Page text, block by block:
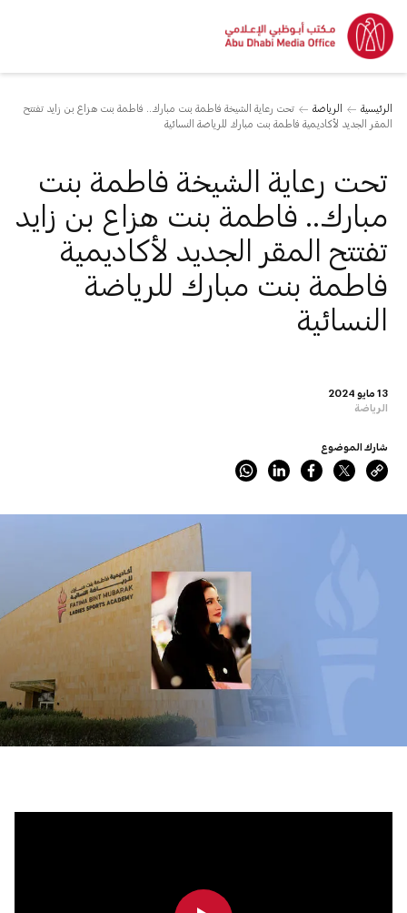
الرئيسية الرياضة
تحت رعاية الشيخة فاطمة بنت مبارك.. فاطمة بنت هزاع بن زايد تفتتح
المقر الجديد لأكاديمية فاطمة بنت مبارك للرياضة النسائية
13 مايو 2024
الرياضة
تحت رعاية الشيخة فاطمة بنت
مبارك.. فاطمة بنت هزاع بن زايد
تفتتح المقر الجديد لأكاديمية
فاطمة بنت مبارك للرياضة
النسائية
شارك الموضوع